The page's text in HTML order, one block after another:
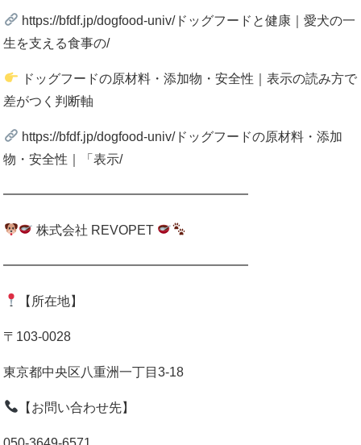
https://bfdf.jp/dogfood-univ/ドッグフードと健康｜愛犬の一
生を支える食事の/
ドッグフードの原材料・添加物・安全性｜表示の読み方で
差がつく判断軸
https://bfdf.jp/dogfood-univ/ドッグフードの原材料・添加
物・安全性｜「表示/
━━━━━━━━━━━━━━━━━━━
株式会社 REVOPET
━━━━━━━━━━━━━━━━━━━
【所在地】
〒103-0028
東京都中央区八重洲一丁目3-18
【お問い合わせ先】